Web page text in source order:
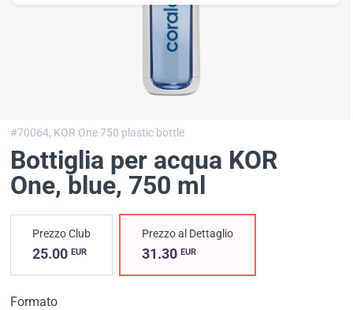
#70064, KOR One 750 plastic bottle
Bottiglia per acqua KOR
One, blue, 750 ml
Prezzo Club
25.00 EUR
Prezzo al Dettaglio
31.30EUR
Formato